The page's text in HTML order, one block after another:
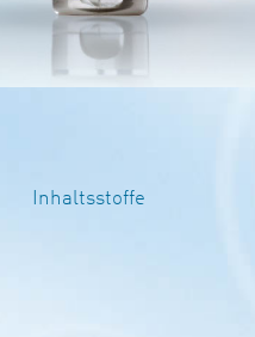
Inhaltsstoffe